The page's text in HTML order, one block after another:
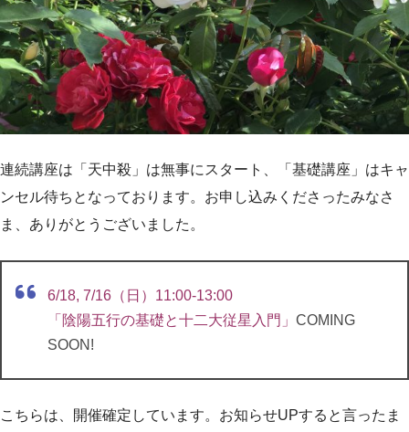
連続講座は「天中殺」は無事にスタート、「基礎講座」はキャ
ンセル待ちとなっております。お申し込みくださったみなさ
ま、ありがとうございました。
6/18, 7/16（日）11:00-13:00
「陰陽五行の基礎と十二大従星入門」 COMING
SOON!
こちらは、開催確定しています。お知らせUPすると言ったま